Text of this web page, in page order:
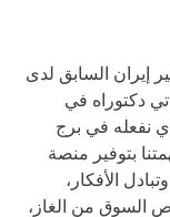
إيران السابق لدى
دكتوراه في
نفعله في برج
بتوفير منصة
الأفكار،
السوق من الغاز،